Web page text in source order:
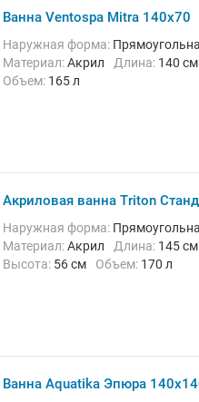
Ванна Ventospa Mitra 140x70
Наружная форма:
Материал:Акрил Длина: 140 см
Объем: 165 л
Акриловая ванна Triton
Наружная форма:
Материал:Акрил Длина: 145 см
Высота: 56 см Объем: 170 л
Ванна Aquatika Эпюра